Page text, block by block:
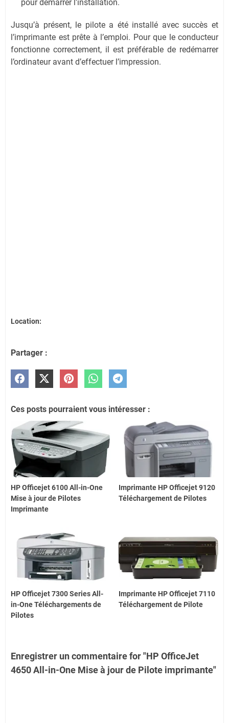
pour démarrer l'installation.
Jusqu’à présent, le pilote a été installé avec succès et
l’imprimante est prête à l’emploi. Pour que le conducteur
fonctionne correctement, il est préférable de redémarrer
l’ordinateur avant d’effectuer l’impression.
Location:
Partager :
Ces posts pourraient vous intéresser :
HP Officejet 6100 All-in-One
Mise à jour de Pilotes
Imprimante
Imprimante HP Officejet 9120
Téléchargement de Pilotes
HP Officejet 7300 Series All-
in-One Téléchargements de
Pilotes
Imprimante HP Officejet 7110
Téléchargement de Pilote
Enregistrer un commentaire for "HP OfficeJet
4650 All-in-One Mise à jour de Pilote imprimante"